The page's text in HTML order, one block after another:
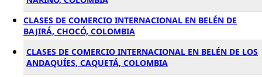
CLASES DE COMERCIO INTERNACIONAL EN BELÉN DE
BAJIRÁ, CHOCÓ, COLOMBIA
CLASES DE COMERCIO INTERNACIONAL EN BELÉN DE LOS
ANDAQUÍES, CAQUETÁ, COLOMBIA